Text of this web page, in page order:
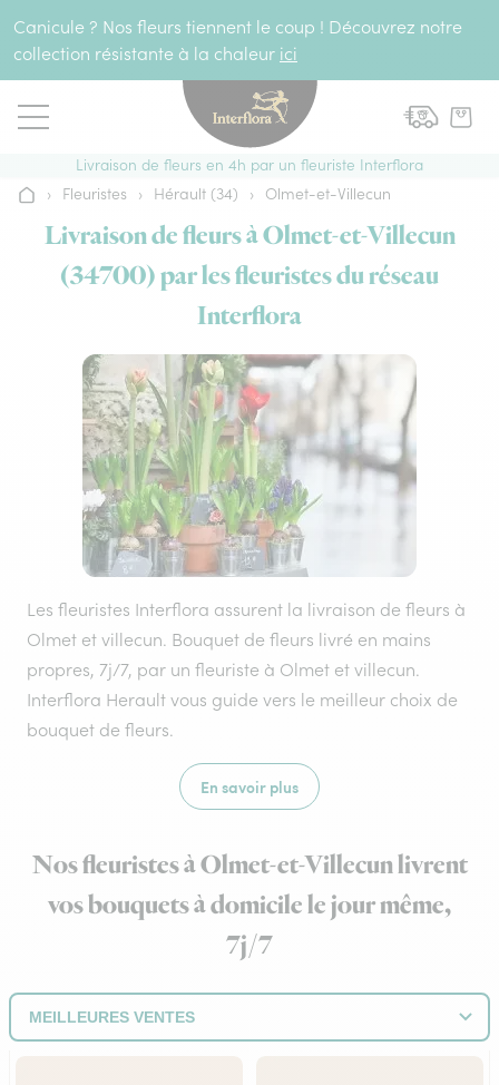
Canicule ? Nos fleurs tiennent le coup ! Découvrez notre
collection résistante à la chaleur ici
Livraison de fleurs en 4h par un fleuriste Interflora
Accueil
› Fleuristes › Hérault (34) › Olmet-et-Villecun
Livraison de fleurs à Olmet-et-Villecun
(34700) par les fleuristes du réseau
Interflora
Les fleuristes Interflora assurent la livraison de fleurs à
Olmet et villecun. Bouquet de fleurs livré en mains
propres, 7j/7, par un fleuriste à Olmet et villecun.
Interflora Herault vous guide vers le meilleur choix de
bouquet de fleurs.
En savoir plus
Nos fleuristes à Olmet-et-Villecun livrent
vos bouquets à domicile le jour même,
7j/7